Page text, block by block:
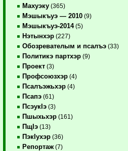
Махуэку (365)
Мэшыкъуэ — 2010 (9)
Мэшыкъуэ-2014(5)
Нэтынхэр (227)
Обозревателым и псалъэ (33)
Политикэ партхэр (9)
Проект (3)
Профсоюзхэр (4)
Псалъэжьхэр (4)
Псапэ (61)
ПсэукIэ (3)
Пшыхьхэр (161)
ПщIэ (13)
ПэкIухэр (36)
Репортаж (7)